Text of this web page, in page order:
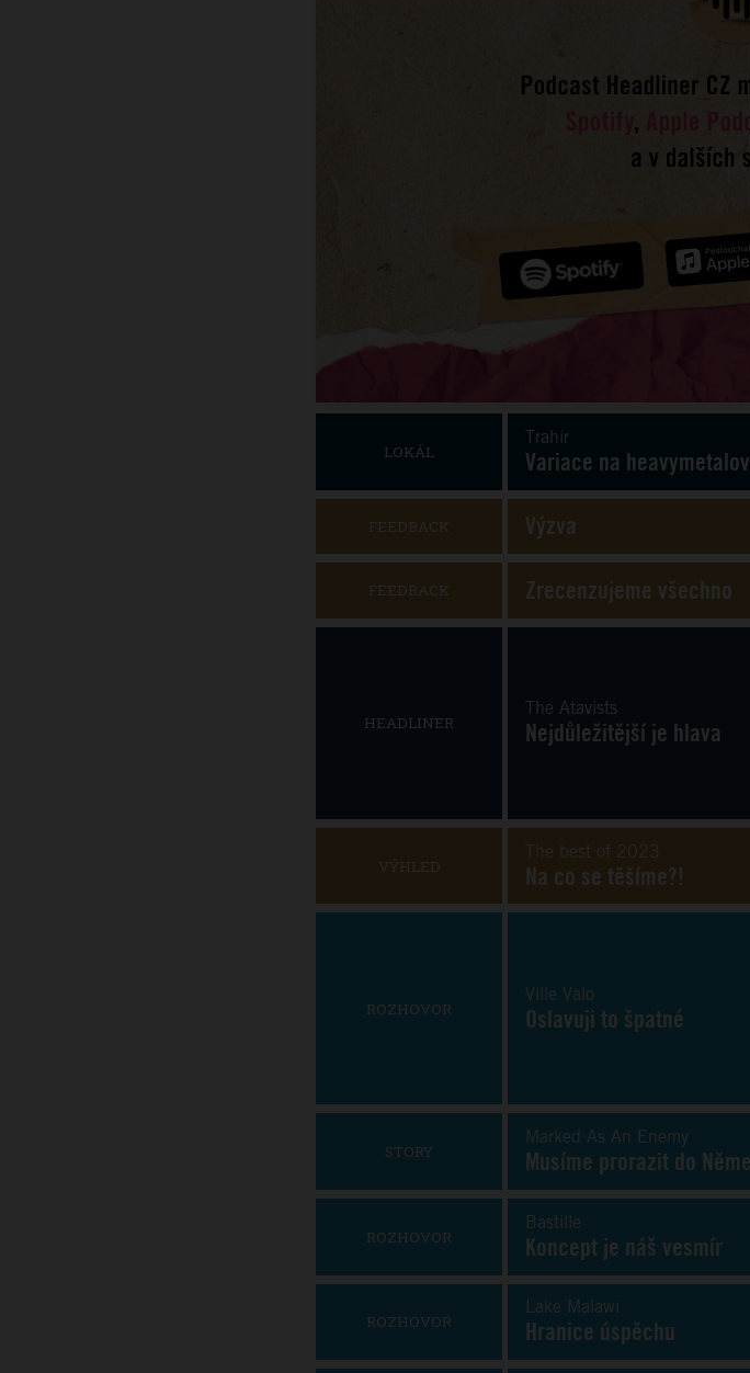
LOKÁL
Trahir
Variace na
FEEDBACK Výzva
FEEDBACK Zrecenzujeme všechno
HEADLINER
The Atavists
Nejdůležitější je hlava
VÝHLED
The best of 2023
Na co se těšíme?!
ROZHOVOR
Ville Valo
Oslavuji to špatné
STORY
Marked As An Enemy
Musíme prorazit do
ROZHOVOR
Bastille
Koncept je náš vesmír
ROZHOVOR
Lake Malawi
Hranice úspěchu